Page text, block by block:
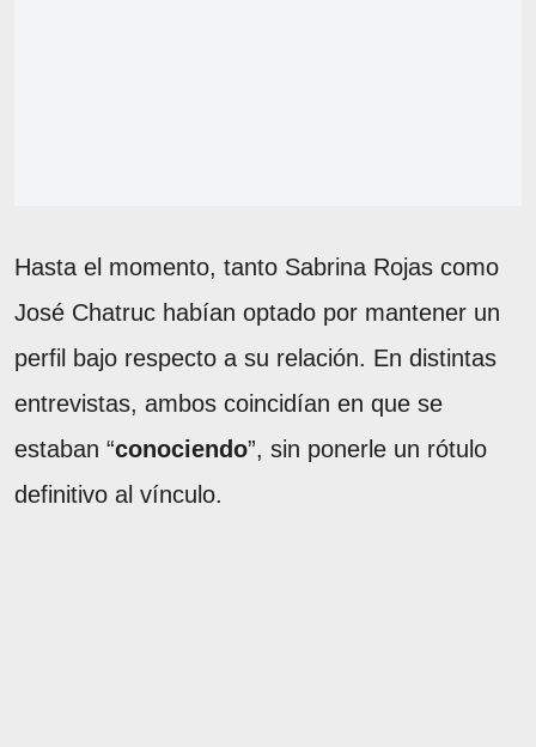
Hasta el momento, tanto Sabrina Rojas como
José Chatruc habían optado por mantener un
perfil bajo respecto a su relación. En distintas
entrevistas, ambos coincidían en que se
estaban “conociendo”, sin ponerle un rótulo
definitivo al vínculo.